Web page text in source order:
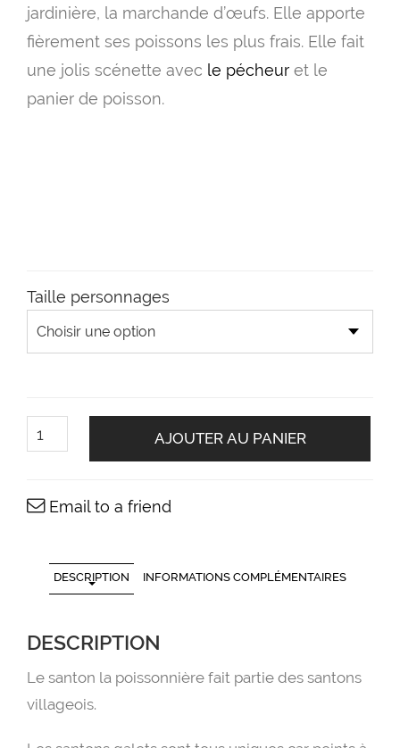
à
jardinière, la marchande d’œufs. Elle apporte
fièrement ses poissons les plus frais. Elle fait
une jolis scénette avec le pécheur et le
panier de poisson.
Taille personnages
quantité
de
Le
poissonnière
AJOUTER AU PANIER
Email to a friend
DESCRIPTION INFORMATIONS COMPLÉMENTAIRES
DESCRIPTION
Le santon la poissonnière fait partie des santons
villageois.